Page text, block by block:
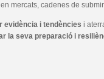
mercats, cadenes de
evidència i tendències i
la seva preparació i